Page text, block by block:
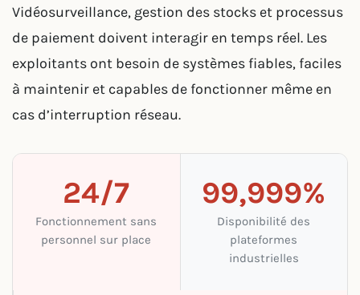
Vidéosurveillance, gestion des stocks et processus
de paiement doivent interagir en temps réel. Les
exploitants ont besoin de systèmes fiables, faciles
à maintenir et capables de fonctionner même en
cas d’interruption réseau.
24/7
Fonctionnement sans
personnel sur place
99,999%
Disponibilité des
plateformes
industrielles